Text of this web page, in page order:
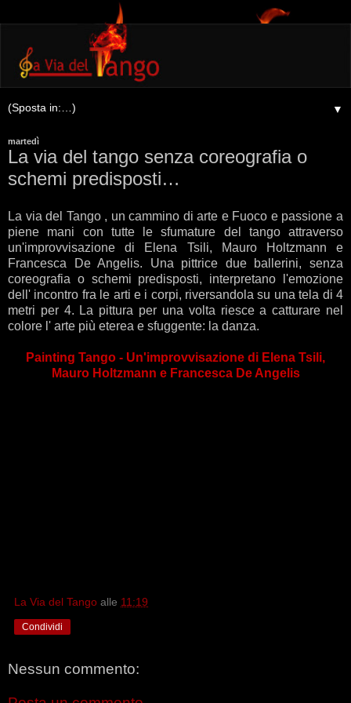
▼
martedì
La via del tango senza coreografia o
schemi predisposti…
La via del Tango , un cammino di arte e Fuoco e passione a
piene mani con tutte le sfumature del tango attraverso
un'improvvisazione di Elena Tsili, Mauro Holtzmann e
Francesca De Angelis. Una pittrice due ballerini, senza
coreografia o schemi predisposti, interpretano l'emozione
dell' incontro fra le arti e i corpi, riversandola su una tela di 4
metri per 4. La pittura per una volta riesce a catturare nel
colore l' arte più eterea e sfuggente: la danza.
Painting Tango - Un'improvvisazione di Elena Tsili,
Mauro Holtzmann e Francesca De Angelis
La Via del Tango alle 11:19
Condividi
Nessun commento: